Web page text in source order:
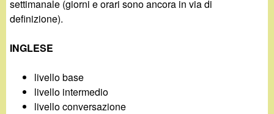
i
n
c
settimanale (giorni e orari sono ancora in via di
definizione).
INGLESE
livello base
livello intermedio
livello conversazione